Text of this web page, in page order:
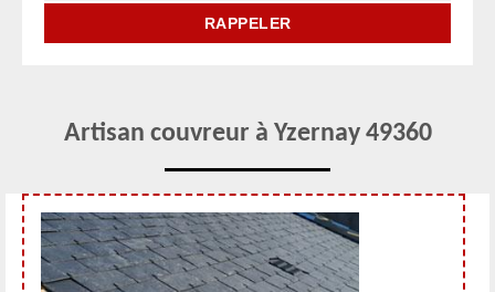
Artisan couvreur à Yzernay 49360